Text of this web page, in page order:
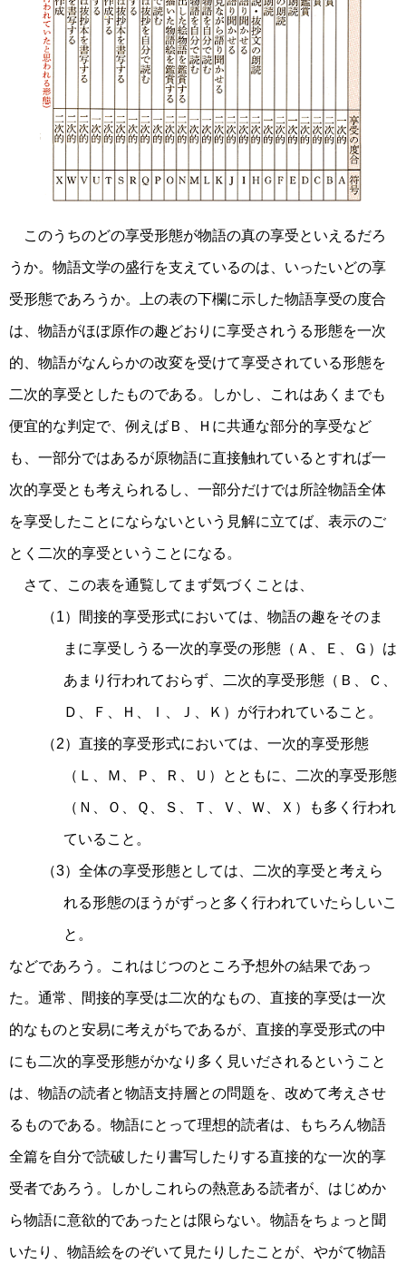
このうちのどの享受形態が物語の真の享受といえるだろ
うか。物語文学の盛行を支えているのは、いったいどの享
受形態であろうか。上の表の下欄に示した物語享受の度合
は、物語がほぼ原作の趣どおりに享受されうる形態を一次
的、物語がなんらかの改変を受けて享受されている形態を
二次的享受としたものである。しかし、これはあくまでも
便宜的な判定で、例えばＢ、Ｈに共通な部分的享受など
も、一部分ではあるが原物語に直接触れているとすれば一
次的享受とも考えられるし、一部分だけでは所詮物語全体
を享受したことにならないという見解に立てば、表示のご
とく二次的享受ということになる。
さて、この表を通覧してまず気づくことは、
（1）間接的享受形式においては、物語の趣をそのま
まに享受しうる一次的享受の形態（Ａ、Ｅ、Ｇ）は
あまり行われておらず、二次的享受形態（Ｂ、Ｃ、
Ｄ、Ｆ、Ｈ、Ｉ、Ｊ、Ｋ）が行われていること。
（2）直接的享受形式においては、一次的享受形態
（Ｌ、Ｍ、Ｐ、Ｒ、Ｕ）とともに、二次的享受形態
（Ｎ、Ｏ、Ｑ、Ｓ、Ｔ、Ｖ、Ｗ、Ｘ）も多く行われ
ていること。
（3）全体の享受形態としては、二次的享受と考えら
れる形態のほうがずっと多く行われていたらしいこ
と。
などであろう。これはじつのところ予想外の結果であっ
た。通常、間接的享受は二次的なもの、直接的享受は一次
的なものと安易に考えがちであるが、直接的享受形式の中
にも二次的享受形態がかなり多く見いだされるということ
は、物語の読者と物語支持層との問題を、改めて考えさせ
るものである。物語にとって理想的読者は、もちろん物語
全篇を自分で読破したり書写したりする直接的な一次的享
受者であろう。しかしこれらの熱意ある読者が、はじめか
ら物語に意欲的であったとは限らない。物語をちょっと聞
いたり、物語絵をのぞいて見たりしたことが、やがて物語